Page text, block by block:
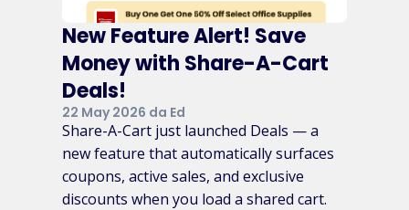
New Feature Alert! Save
Money with Share-A-Cart
Deals!
22 May 2026 da Ed
Share-A-Cart just launched Deals — a
new feature that automatically surfaces
coupons, active sales, and exclusive
discounts when you load a shared cart.